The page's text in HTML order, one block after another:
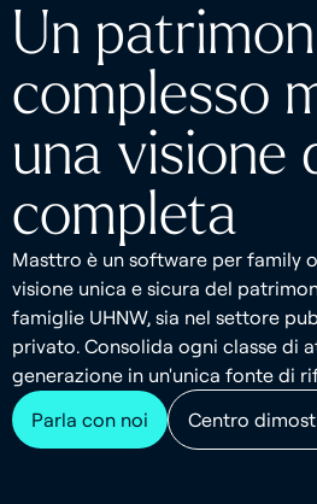
Un
complesso
una visione
completa
Masttro è un software per family
visione unica e sicura del
famiglie UHNW, sia nel settore
privato. Consolida ogni classe di
generazione in un'unica fonte di
Parla con noi
Centro